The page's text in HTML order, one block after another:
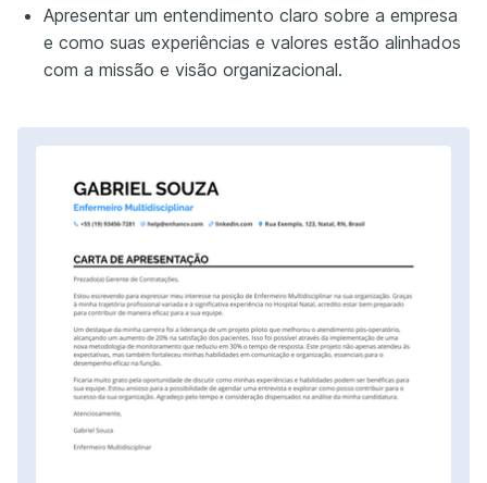
Apresentar um entendimento claro sobre a empresa
e como suas experiências e valores estão alinhados
com a missão e visão organizacional.